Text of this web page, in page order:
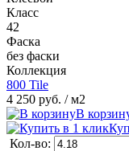
Класс
42
Фаска
без фаски
Коллекция
800 Tile
4 250 руб. / м2
В
Кол-во: